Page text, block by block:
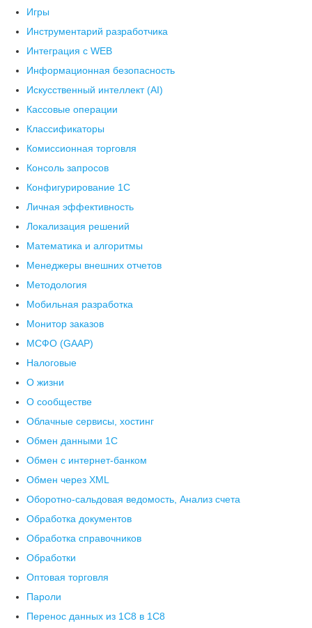
Игры
Инструментарий разработчика
Интеграция с WEB
Информационная безопасность
Искусственный интеллект (AI)
Кассовые операции
Классификаторы
Комиссионная торговля
Консоль запросов
Конфигурирование 1С
Личная эффективность
Локализация решений
Математика и алгоритмы
Менеджеры внешних отчетов
Методология
Мобильная разработка
Монитор заказов
МСФО (GAAP)
Налоговые
О жизни
О сообществе
Облачные сервисы, хостинг
Обмен данными 1С
Обмен с интернет-банком
Обмен через XML
Оборотно-сальдовая ведомость, Анализ счета
Обработка документов
Обработка справочников
Обработки
Оптовая торговля
Пароли
Перенос данных из 1C8 в 1C8